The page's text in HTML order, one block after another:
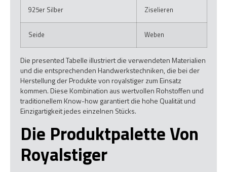
925er Silber Ziselieren
Seide Weben
Die presented Tabelle illustriert die verwendeten Materialien
und die entsprechenden Handwerkstechniken, die bei der
Herstellung der Produkte von royalstiger zum Einsatz
kommen. Diese Kombination aus wertvollen Rohstoffen und
traditionellem Know-how garantiert die hohe Qualität und
Einzigartigkeit jedes einzelnen Stücks.
Die Produktpalette Von
Royalstiger